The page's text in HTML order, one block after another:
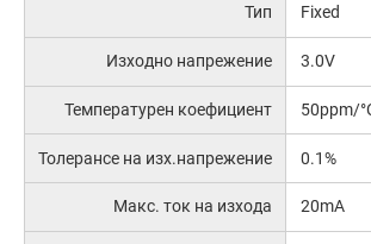
Тип Fixed
Изходно напрежение 3.0V
Температурен коефициент 50ppm/
Толерансе на изх.напрежение 0.1%
Макс. ток на изхода 20mA